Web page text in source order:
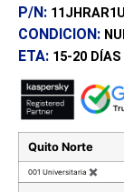
P/N:
CONDICION:
ETA: 15-20 DÍAS
Quito Norte
001 Universitaria ✖